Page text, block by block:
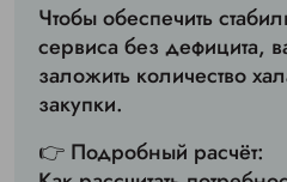
Чтобы обеспечить
сервиса без дефицита,
заложить количество
закупки.
👉 Подробный расчёт: